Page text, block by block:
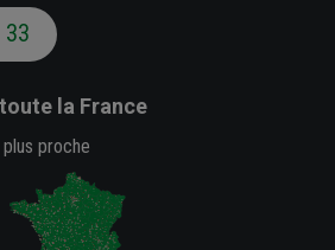
33
la France
proche